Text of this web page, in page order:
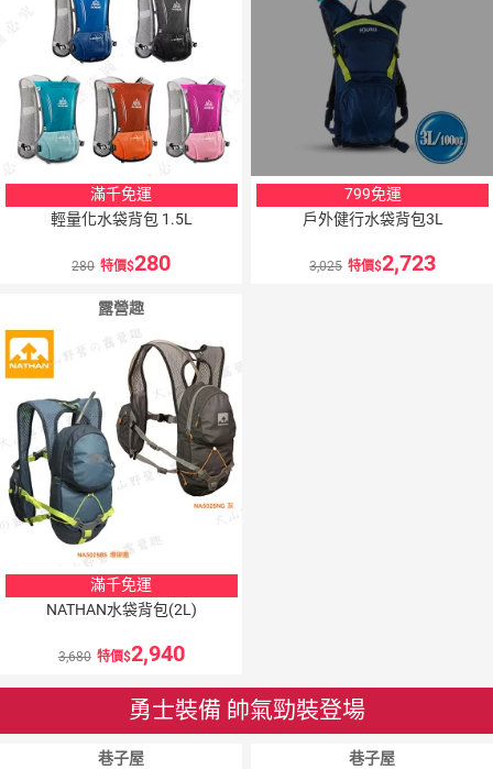
滿千免運
輕量化水袋背包 1.5L
280 特價 280
799免運
戶外健行水袋背包3L
3,025 特價 2,723
露營趣
滿千免運
NATHAN水袋背包(2L)
3,680 特價 2,940
勇士裝備 帥氣勁裝登場
巷子屋 巷子屋